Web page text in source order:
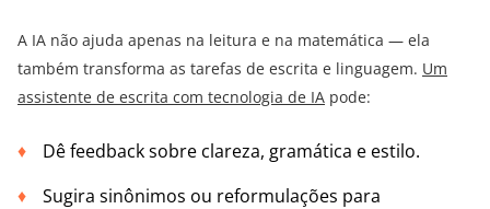
A IA não ajuda apenas na leitura e na matemática — ela
também transforma as tarefas de escrita e linguagem. Um
assistente de escrita com tecnologia de IA pode:
Dê feedback sobre clareza, gramática e estilo.
Sugira sinônimos ou reformulações para